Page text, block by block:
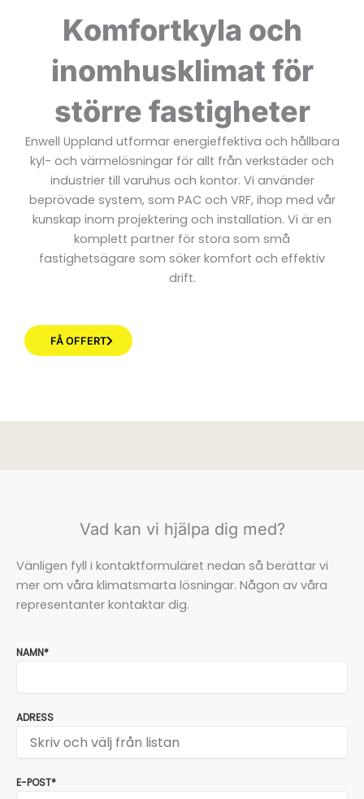
Komfortkyla och
inomhusklimat för
större fastigheter
Enwell Uppland utformar energieffektiva och hållbara
kyl- och värmelösningar för allt från verkstäder och
industrier till varuhus och kontor. Vi använder
beprövade system, som PAC och VRF, ihop med vår
kunskap inom projektering och installation. Vi är en
komplett partner för stora som små
fastighetsägare som söker komfort och effektiv
drift.
FÅ OFFERT
Vad kan vi hjälpa dig med?
Vänligen fyll i kontaktformuläret nedan så berättar vi
mer om våra klimatsmarta lösningar. Någon av våra
representanter kontaktar dig.
NAMN*
ADRESS
E-POST*